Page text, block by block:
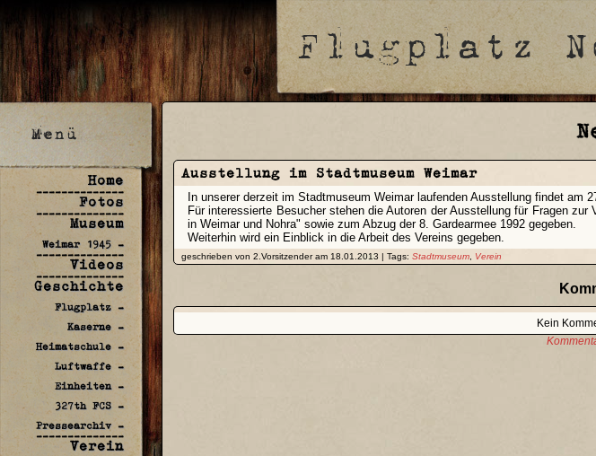
Home
--------------
Fotos
--------------
Museum
Weimar 1945 -
--------------
Videos
--------------
Geschichte
Flugplatz -
Kaserne -
Heimatschule -
Luftwaffe -
Einheiten -
327th FCS -
Pressearchiv -
--------------
Verein
Ausstellung im Stadtmuseum Weimar
In unserer derzeit im Stadtmuseum Weimar laufenden Ausstellung findet am
Für interessierte Besucher stehen die Autoren der Ausstellung für Fragen
in Weimar und Nohra" sowie zum Abzug der 8. Gardearmee 1992 gegeben.
Weiterhin wird ein Einblick in die Arbeit des Vereins gegeben.
geschrieben von 2.Vorsitzender am 18.01.2013 | Tags: Stadtmuseum Verein
Kein